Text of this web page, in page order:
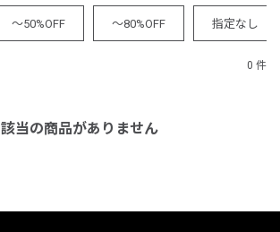
～50%OFF ～80%OFF 指定なし
0 件
該当の商品がありません